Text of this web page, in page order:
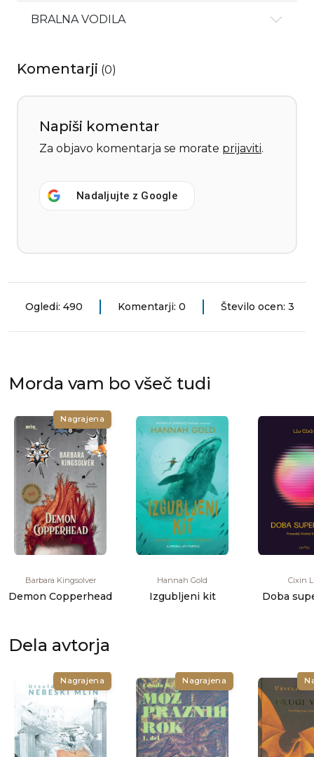
BRALNA VODILA
Komentarji (0)
Napiši komentar
Za objavo komentarja se morate prijaviti.
Nadaljujte z Google
Ogledi: 490 Komentarji: 0 Število ocen: 3
Morda vam bo všeč tudi
Nagrajena
Barbara Kingsolver
Demon Copperhead
Hannah Gold
Izgubljeni kit
Cixin
Doba
Dela avtorja
Nagrajena Nagrajena